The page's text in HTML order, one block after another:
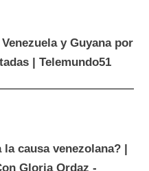
y Guyana por
| Telemundo51
causa venezolana? |
Gloria Ordaz -